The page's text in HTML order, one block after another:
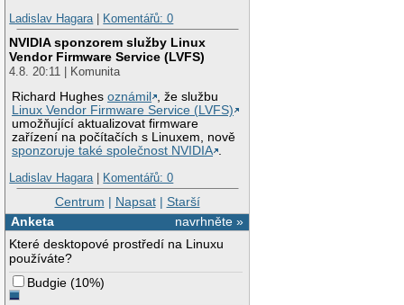
Ladislav Hagara| Komentářů: 0
NVIDIA sponzorem služby Linux
Vendor Firmware Service (LVFS)
4.8. 20:11 | Komunita
Richard Hughesoznámil
, že službu
Linux Vendor Firmware Service (LVFS)
umožňující aktualizovat firmware
zařízení na počítačích s Linuxem, nově
sponzoruje také společnost NVIDIA .
Ladislav Hagara| Komentářů: 0
Centrum | Napsat| Starší
navrhněte »
Anketa
Které desktopové prostředí na Linuxu
používáte?
Budgie (10%)